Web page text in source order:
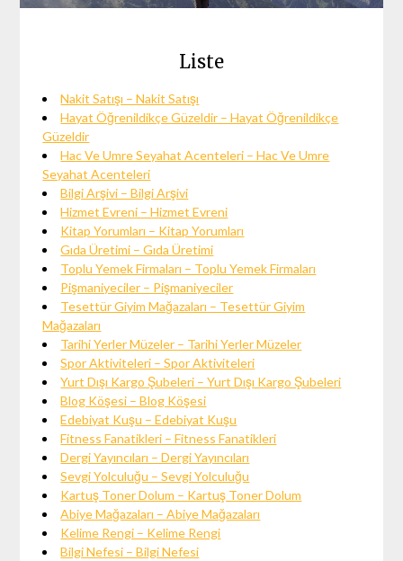
Liste
Nakit Satışı – Nakit Satışı
Hayat Öğrenildikçe Güzeldir – Hayat Öğrenildikçe
Güzeldir
Hac Ve Umre Seyahat Acenteleri – Hac Ve Umre
Seyahat Acenteleri
Bilgi Arşivi – Bilgi Arşivi
Hizmet Evreni – Hizmet Evreni
Kitap Yorumları – Kitap Yorumları
Gıda Üretimi – Gıda Üretimi
Toplu Yemek Firmaları – Toplu Yemek Firmaları
Pişmaniyeciler – Pişmaniyeciler
Tesettür Giyim Mağazaları – Tesettür Giyim
Mağazaları
Tarihi Yerler Müzeler – Tarihi Yerler Müzeler
Spor Aktiviteleri – Spor Aktiviteleri
Yurt Dışı Kargo Şubeleri – Yurt Dışı Kargo Şubeleri
Blog Köşesi – Blog Köşesi
Edebiyat Kuşu – Edebiyat Kuşu
Fitness Fanatikleri – Fitness Fanatikleri
Dergi Yayıncıları – Dergi Yayıncıları
Sevgi Yolculuğu – Sevgi Yolculuğu
Kartuş Toner Dolum – Kartuş Toner Dolum
Abiye Mağazaları – Abiye Mağazaları
Kelime Rengi – Kelime Rengi
Bilgi Nefesi – Bilgi Nefesi